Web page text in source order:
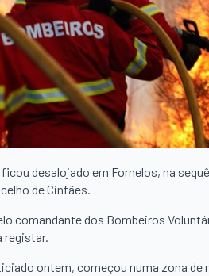
desalojado em Fornelos, na
de Cinfães.
comandante dos Bombeiros
registar.
ontem, começou numa zona de